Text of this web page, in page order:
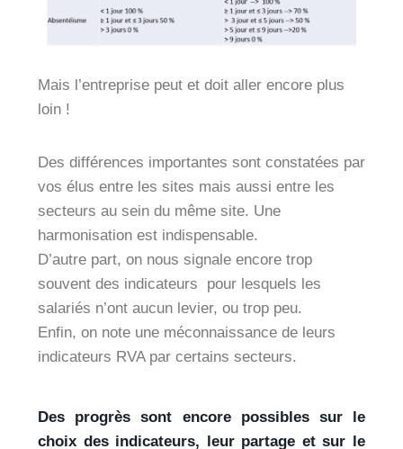
Mais l’entreprise peut et doit aller encore plus
loin !
Des différences importantes sont constatées par
vos élus entre les sites mais aussi entre les
secteurs au sein du même site. Une
harmonisation est indispensable.
D’autre part, on nous signale encore trop
souvent des indicateurs pour lesquels les
salariés n’ont aucun levier, ou trop peu.
Enfin, on note une méconnaissance de leurs
indicateurs RVA par certains secteurs.
Des progrès sont encore possibles sur le
choix des indicateurs, leur partage et sur le